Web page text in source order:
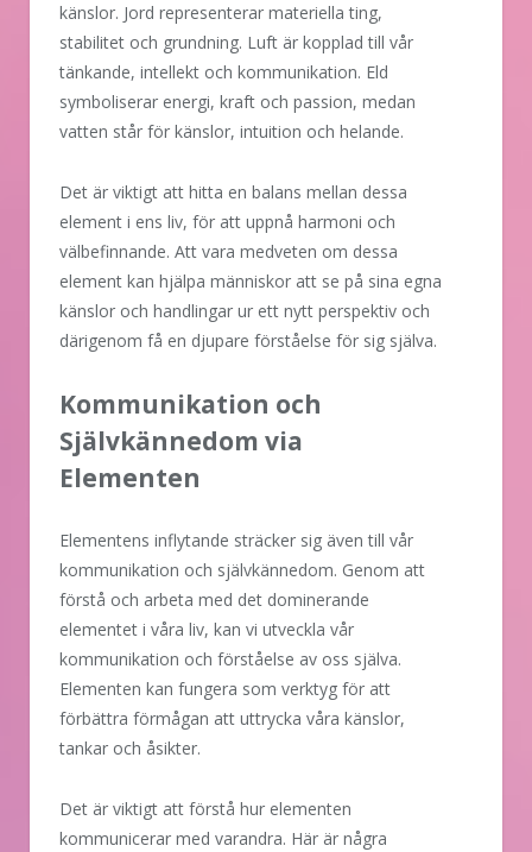
känslor. Jord representerar materiella ting,
stabilitet och grundning. Luft är kopplad till vår
tänkande, intellekt och kommunikation. Eld
symboliserar energi, kraft och passion, medan
vatten står för känslor, intuition och helande.
Det är viktigt att hitta en balans mellan dessa
element i ens liv, för att uppnå harmoni och
välbefinnande. Att vara medveten om dessa
element kan hjälpa människor att se på sina egna
känslor och handlingar ur ett nytt perspektiv och
därigenom få en djupare förståelse för sig själva.
Kommunikation och
Självkännedom via
Elementen
Elementens inflytande sträcker sig även till vår
kommunikation och självkännedom. Genom att
förstå och arbeta med det dominerande
elementet i våra liv, kan vi utveckla vår
kommunikation och förståelse av oss själva.
Elementen kan fungera som verktyg för att
förbättra förmågan att uttrycka våra känslor,
tankar och åsikter.
Det är viktigt att förstå hur elementen
kommunicerar med varandra. Här är några